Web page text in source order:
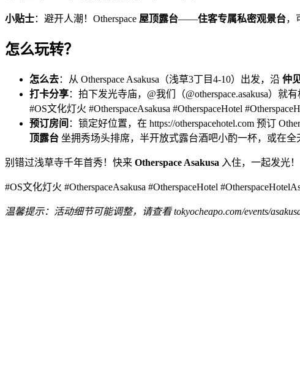
小贴士：避开人潮！Otherspace 屋顶露台——住客专属私密观景台，
怎么玩转？
怎么去：从 Otherspace Asakusa（浅草3丁目4-10）出发，沿 仲
打卡分享：拍下发光寺庙，@我们（@otherspace.asakusa）就
#OS文化灯火 #OtherspaceAsakusa #OtherspaceHotel
预订房间 ：锁定好位置，在 https://otherspacehotel.com 预订
顶露台 坐拥秀场头排席，半开放式露台酒吧小酌一杯，或在
别错过浅草寺千年首秀！快来 Otherspace Asakusa 入住，一起发光！
#OS文化灯火 #OtherspaceAsakusa #OtherspaceHotel
温馨提示：活动细节可能调整，请查看 tokyocheapo.com/events/